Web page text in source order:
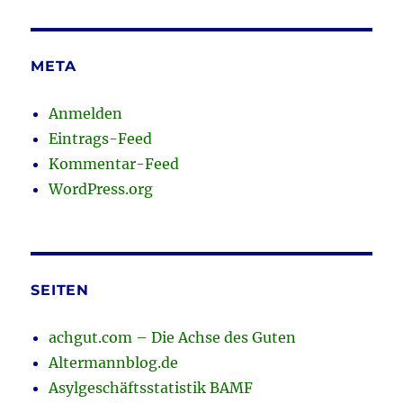
META
Anmelden
Eintrags-Feed
Kommentar-Feed
WordPress.org
SEITEN
achgut.com – Die Achse des Guten
Altermannblog.de
Asylgeschäftsstatistik BAMF